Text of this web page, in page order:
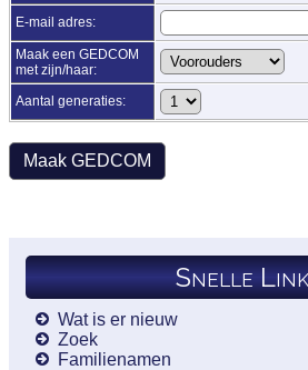
E-mail adres:
Maak een GEDCOM
met zijn/haar:
Aantal generaties:
Snelle
Wat is er nieuw
Zoek
Familienamen